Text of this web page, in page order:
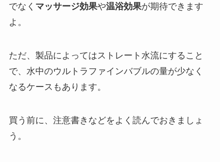
でなく マッサージ効果や温浴効果が期待できます
よ。
ただ、製品によってはストレート水流にすること
で、水中のウルトラファインバブルの量が少なく
なるケースもあります。
買う前に、注意書きなどをよく読んでおきましょ
う。